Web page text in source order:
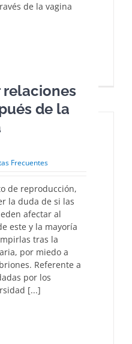
de la vagina
relaciones
de la
Frecuentes
de reproducción,
la duda de si las
afectar al
este y la mayoría
tras la
por miedo a
Referente a
por los
[...]